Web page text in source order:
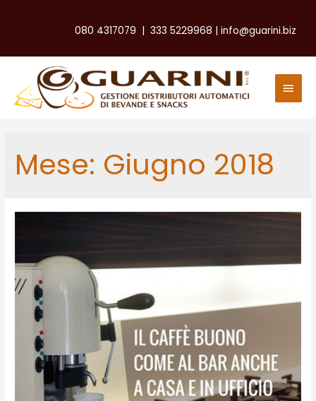
080 4317079 | 333 5229968 | info@guarini.biz
Mese: Giugno 2018